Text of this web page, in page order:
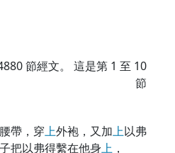
節經文。 這是第 1 至 10
節
腰帶，穿上外袍，又加上以弗
把以弗得繫在他身上 ，